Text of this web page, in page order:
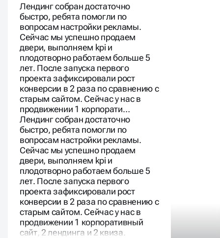
Лендинг собран достаточно
быстро, ребята помогли по
вопросам настройки рекламы.
Сейчас мы успешно продаем
двери, выполняем kpi и
плодотворно работаем больше 5
лет. После запуска первого
проекта зафиксировали рост
конверсии в 2 раза по сравнению с
старым сайтом. Сейчас у нас в
продвижении 1 корпорати…
Лендинг собран достаточно
быстро, ребята помогли по
вопросам настройки рекламы.
Сейчас мы успешно продаем
двери, выполняем kpi и
плодотворно работаем больше 5
лет. После запуска первого
проекта зафиксировали рост
конверсии в 2 раза по сравнению с
старым сайтом. Сейчас у нас в
продвижении 1 корпоративный
сайт, 2 лендинга и 2 квиза.